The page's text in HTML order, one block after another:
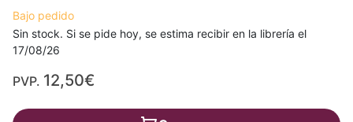
Bajo pedido
Sin stock. Si se pide hoy, se estima recibir en la librería el
17/08/26
PVP. 12,50€